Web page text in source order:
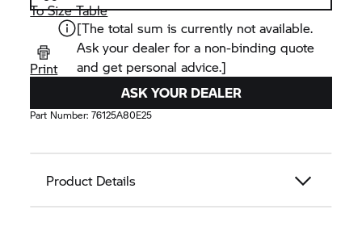
To Size Table
Print
[The total sum is currently not available.
Ask your dealer for a non-binding quote
and get personal advice.]
ASK YOUR DEALER
Part Number:76125A80E25
Product Details